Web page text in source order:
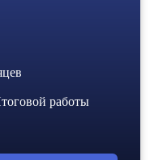
работы